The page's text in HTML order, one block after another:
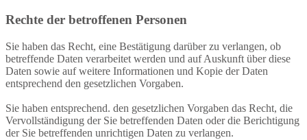
Rechte der betroffenen Personen
Sie haben das Recht, eine Bestätigung darüber zu verlangen, ob
betreffende Daten verarbeitet werden und auf Auskunft über diese
Daten sowie auf weitere Informationen und Kopie der Daten
entsprechend den gesetzlichen Vorgaben.
Sie haben entsprechend. den gesetzlichen Vorgaben das Recht, die
Vervollständigung der Sie betreffenden Daten oder die Berichtigung
der Sie betreffenden unrichtigen Daten zu verlangen.